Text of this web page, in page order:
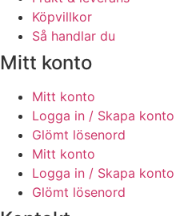
Köpvillkor
Så handlar du
Mitt konto
Mitt konto
Logga in / Skapa konto
Glömt lösenord
Mitt konto
Logga in / Skapa konto
Glömt lösenord